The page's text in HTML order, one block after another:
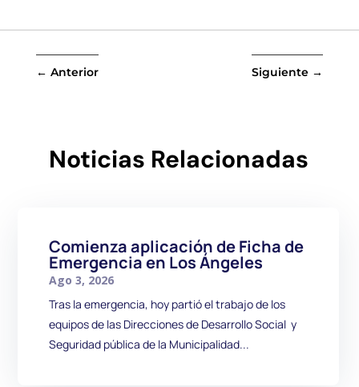
← Anterior Siguiente →
Noticias Relacionadas
Comienza aplicación de Ficha de
Emergencia en Los Ángeles
Ago 3, 2026
Tras la emergencia, hoy partió el trabajo de los
equipos de las Direcciones de Desarrollo Social y
Seguridad pública de la Municipalidad...